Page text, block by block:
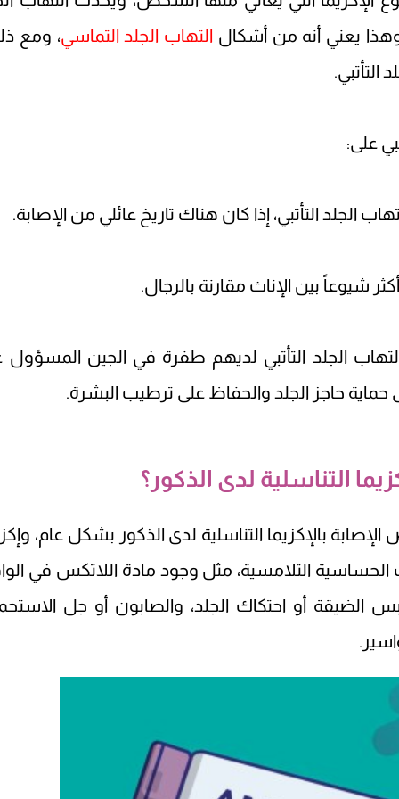
يعني أنه من أشكال التهاب الجلد التماسي، ومع
على:
الجلد التأتبي لديهم طفرة في الجين
حماية حاجز الجلد والحفاظ على ترطيب البشرة.
التناسلية لدى الذكور؟
بالإكزيما التناسلية لدى الذكور بشكل عام،
التلامسية، مثل وجود مادة اللاتكس في
الضيقة أو احتكاك الجلد، والصابون أو جل